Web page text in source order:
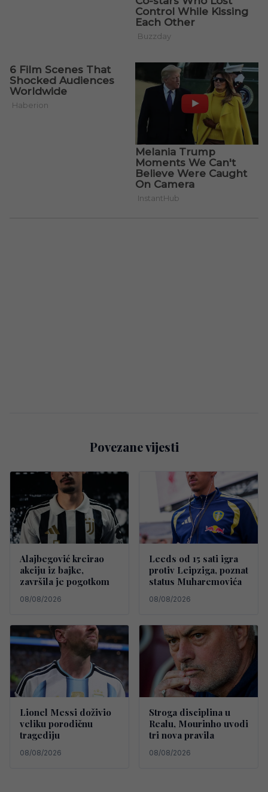
Povezane vijesti
Alajbegović kreirao
akciju iz bajke,
završila je pogotkom
08/08/2026
Leeds od 15 sati igra
protiv Leipziga, poznat
status Muharemovića
08/08/2026
Lionel Messi doživio
veliku porodičnu
tragediju
08/08/2026
Stroga disciplina u
Realu, Mourinho uvodi
tri nova pravila
08/08/2026